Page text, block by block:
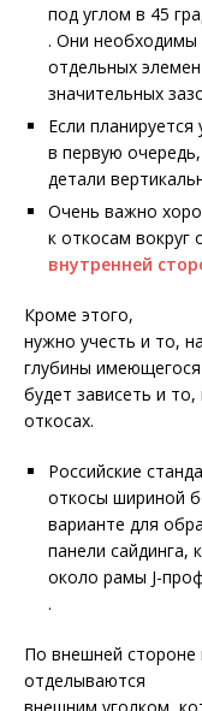
под углом в 45
. Они необходимы
отдельных
значительных
Если
в первую
детали
Очень важно
к откосам вокруг
внутренней
Кроме этого,
нужно учесть и то,
глубины
будет зависеть и
откосах.
Российские
откосы шириной
варианте для
панели сайдинга,
около рамы J-
.
По внешней стороне
отделываются